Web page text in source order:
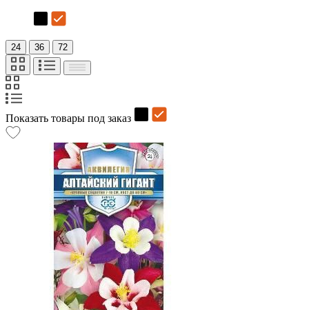
24 36 72
Показать товары под заказ